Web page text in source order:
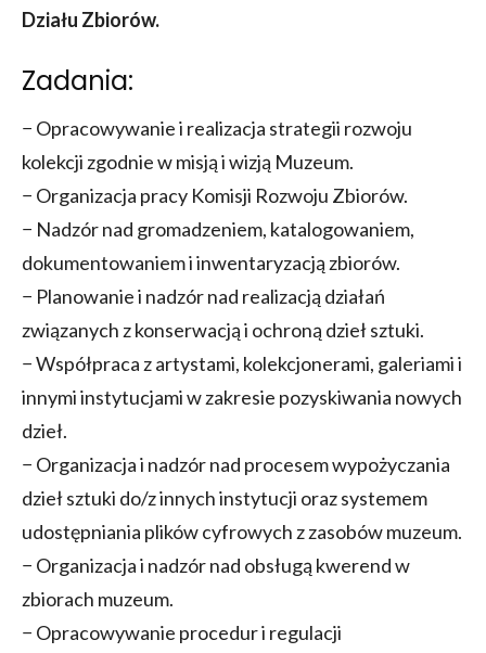
Działu Zbiorów.
Zadania:
− Opracowywanie i realizacja strategii rozwoju
kolekcji zgodnie w misją i wizją Muzeum.
− Organizacja pracy Komisji Rozwoju Zbiorów.
− Nadzór nad gromadzeniem, katalogowaniem,
dokumentowaniem i inwentaryzacją zbiorów.
− Planowanie i nadzór nad realizacją działań
związanych z konserwacją i ochroną dzieł sztuki.
− Współpraca z artystami, kolekcjonerami, galeriami i
innymi instytucjami w zakresie pozyskiwania nowych
dzieł.
− Organizacja i nadzór nad procesem wypożyczania
dzieł sztuki do/z innych instytucji oraz systemem
udostępniania plików cyfrowych z zasobów muzeum.
− Organizacja i nadzór nad obsługą kwerend w
zbiorach muzeum.
− Opracowywanie procedur i regulacji